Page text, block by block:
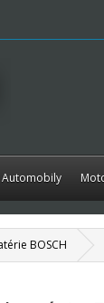
BOSCH